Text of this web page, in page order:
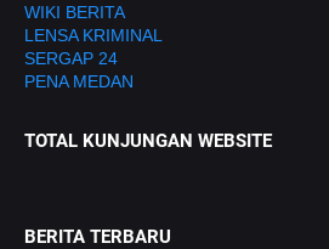
WIKI BERITA
LENSA KRIMINAL
SERGAP 24
PENA MEDAN
TOTAL KUNJUNGAN WEBSITE
BERITA TERBARU